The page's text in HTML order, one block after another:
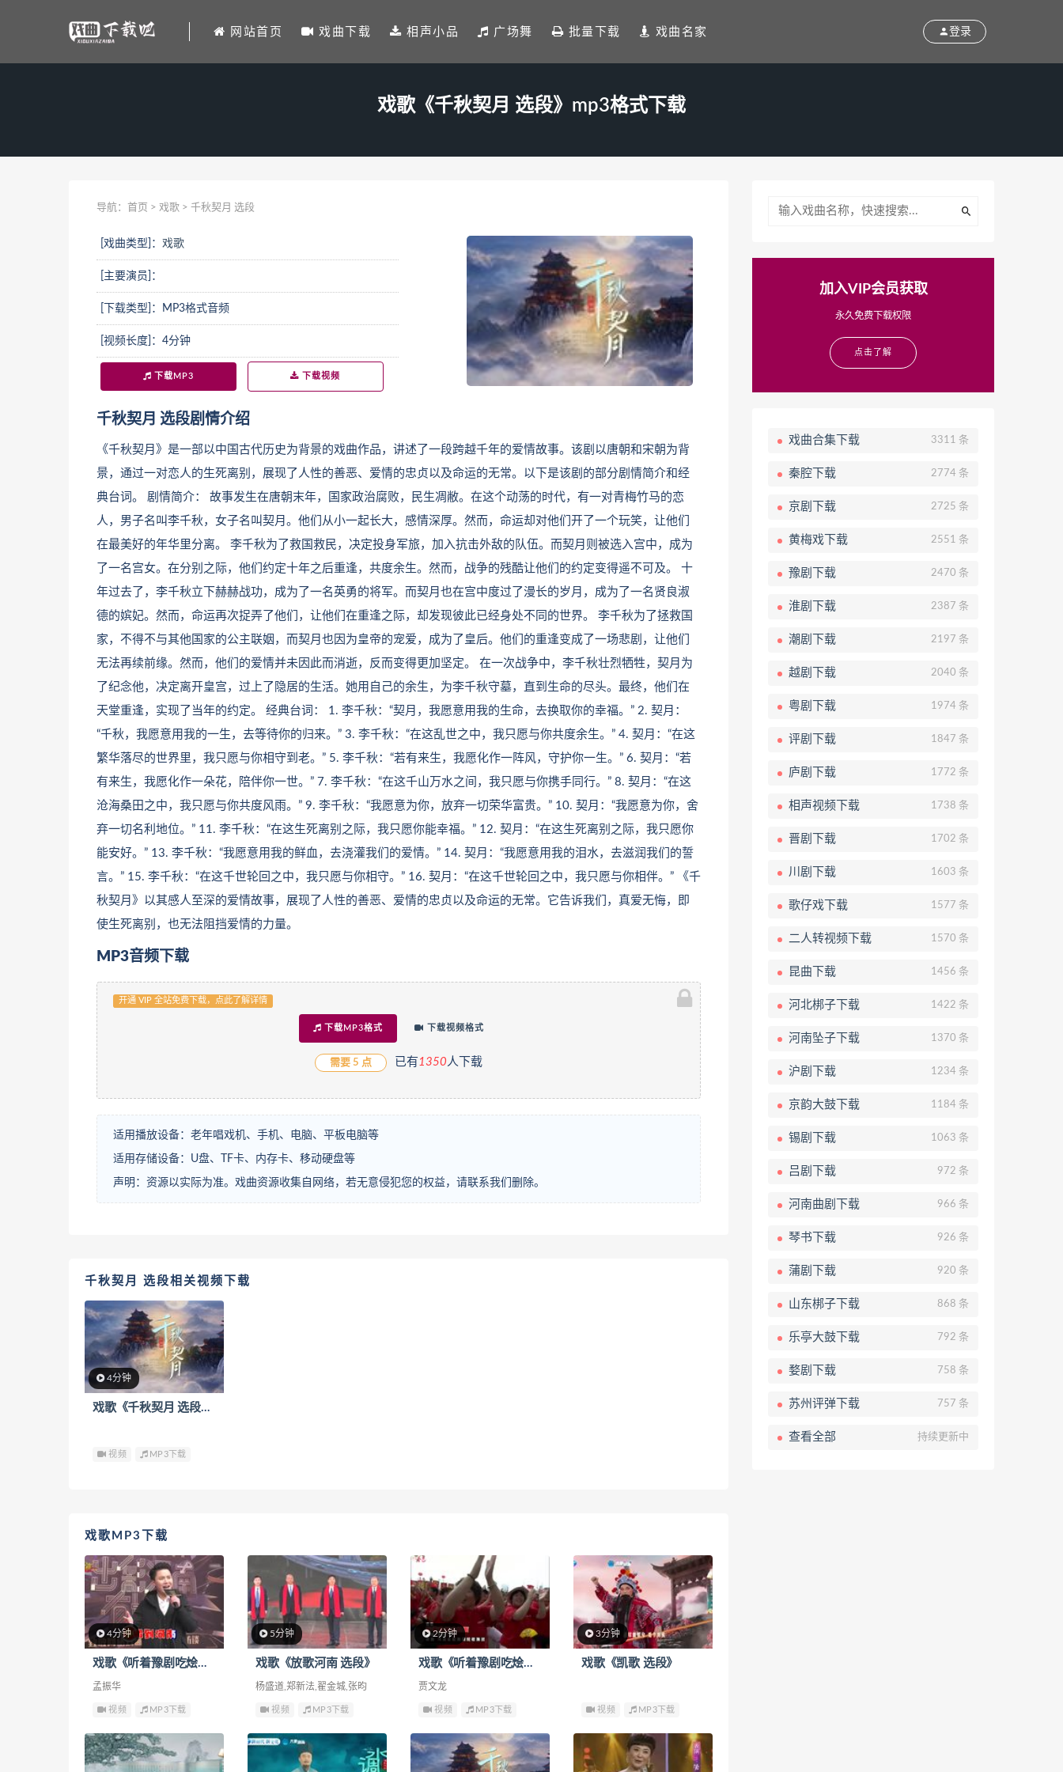
网站首页 戏曲下载 相声小品 广场舞 批量下载 戏曲名家 登录
戏歌《千秋契月 选段》mp3格式下载
导航： 首页 > 戏歌 > 千秋契月 选段
[戏曲类型]： 戏歌
[主要演员]：
[下载类型]：MP3格式音频
[视频长度]：4分钟
下载MP3 下载视频
千秋契月 选段剧情介绍
《千秋契月》是一部以中国古代历史为背景的戏曲作品，讲述了一段跨越千年的爱情故事。该剧以唐朝和宋朝为背
景，通过一对恋人的生死离别，展现了人性的善恶、爱情的忠贞以及命运的无常。以下是该剧的部分剧情简介和经
典台词。 剧情简介： 故事发生在唐朝末年，国家政治腐败，民生凋敝。在这个动荡的时代，有一对青梅竹马的恋
人，男子名叫李千秋，女子名叫契月。他们从小一起长大，感情深厚。然而，命运却对他们开了一个玩笑，让他们
在最美好的年华里分离。 李千秋为了救国救民，决定投身军旅，加入抗击外敌的队伍。而契月则被选入宫中，成为
了一名宫女。在分别之际，他们约定十年之后重逢，共度余生。然而，战争的残酷让他们的约定变得遥不可及。 十
年过去了，李千秋立下赫赫战功，成为了一名英勇的将军。而契月也在宫中度过了漫长的岁月，成为了一名贤良淑
德的嫔妃。然而，命运再次捉弄了他们，让他们在重逢之际，却发现彼此已经身处不同的世界。 李千秋为了拯救国
家，不得不与其他国家的公主联姻，而契月也因为皇帝的宠爱，成为了皇后。他们的重逢变成了一场悲剧，让他们
无法再续前缘。然而，他们的爱情并未因此而消逝，反而变得更加坚定。 在一次战争中，李千秋壮烈牺牲，契月为
了纪念他，决定离开皇宫，过上了隐居的生活。她用自己的余生，为李千秋守墓，直到生命的尽头。最终，他们在
天堂重逢，实现了当年的约定。 经典台词： 1. 李千秋：“契月，我愿意用我的生命，去换取你的幸福。” 2. 契月：
“千秋，我愿意用我的一生，去等待你的归来。” 3. 李千秋：“在这乱世之中，我只愿与你共度余生。” 4. 契月：“在这
繁华落尽的世界里，我只愿与你相守到老。” 5. 李千秋：“若有来生，我愿化作一阵风，守护你一生。” 6. 契月：“若
有来生，我愿化作一朵花，陪伴你一世。” 7. 李千秋：“在这千山万水之间，我只愿与你携手同行。” 8. 契月：“在这
沧海桑田之中，我只愿与你共度风雨。” 9. 李千秋：“我愿意为你，放弃一切荣华富贵。” 10. 契月：“我愿意为你，舍
弃一切名利地位。” 11. 李千秋：“在这生死离别之际，我只愿你能幸福。” 12. 契月：“在这生死离别之际，我只愿你
能安好。” 13. 李千秋：“我愿意用我的鲜血，去浇灌我们的爱情。” 14. 契月：“我愿意用我的泪水，去滋润我们的誓
言。” 15. 李千秋：“在这千世轮回之中，我只愿与你相守。” 16. 契月：“在这千世轮回之中，我只愿与你相伴。” 《千
秋契月》以其感人至深的爱情故事，展现了人性的善恶、爱情的忠贞以及命运的无常。它告诉我们，真爱无悔，即
使生死离别，也无法阻挡爱情的力量。
MP3音频下载
开通 VIP 全站免费下载，点此了解详情
下载MP3格式 下载视频格式
需要 5 点 已有 1350人下载
适用播放设备：老年唱戏机、手机、电脑、平板电脑等
适用存储设备：U盘、TF卡、内存卡、移动硬盘等
声明：资源以实际为准。戏曲资源收集自网络，若无意侵犯您的权益，请联系我们删除。
千秋契月 选段相关视频下载
4分钟
戏歌《千秋契月 选段》下载
视频 MP3下载
戏歌MP3下载
4分钟
戏歌《听着豫剧吃烩面 选段》
孟振华
视频 MP3下载
5分钟
戏歌《放歌河南 选段》
杨盛道,郑新法,翟金城,张昀
视频 MP3下载
2分钟
戏歌《听着豫剧吃烩面 选段》
贾文龙
视频 MP3下载
3分钟
戏歌《凯歌 选段》
视频 MP3下载
加入VIP会员获取
永久免费下载权限
点击了解
戏曲合集下载 3311 条
秦腔下载 2774 条
京剧下载 2725 条
黄梅戏下载 2551 条
豫剧下载 2470 条
淮剧下载 2387 条
潮剧下载 2197 条
越剧下载 2040 条
粤剧下载 1974 条
评剧下载 1847 条
庐剧下载 1772 条
相声视频下载 1738 条
晋剧下载 1702 条
川剧下载 1603 条
歌仔戏下载 1577 条
二人转视频下载 1570 条
昆曲下载 1456 条
河北梆子下载 1422 条
河南坠子下载 1370 条
沪剧下载 1234 条
京韵大鼓下载 1184 条
锡剧下载 1063 条
吕剧下载 972 条
河南曲剧下载 966 条
琴书下载 926 条
蒲剧下载 920 条
山东梆子下载 868 条
乐亭大鼓下载 792 条
婺剧下载 758 条
苏州评弹下载 757 条
查看全部 持续更新中